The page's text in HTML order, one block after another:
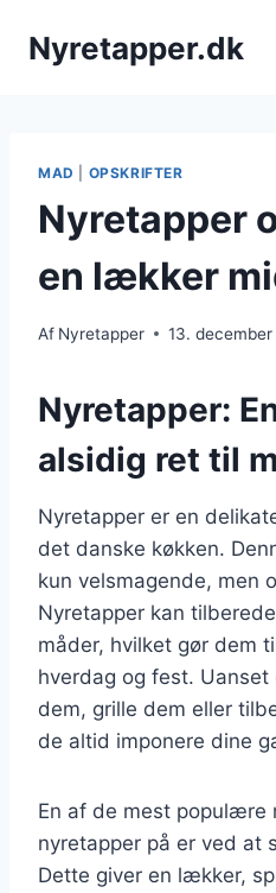
Nyretapper.dk
MAD OPSKRIFTER
Nyretapper
en lækker
Af Nyretapper 13.
Nyretapper:
alsidig ret til
Nyretapper er en
det danske køkken.
kun velsmagende, men
Nyretapper kan
måder, hvilket gør dem
hverdag og fest.
dem, grille dem eller
de altid imponere dine
En af de mest populære
nyretapper på er ved at
Dette giver en lækker,